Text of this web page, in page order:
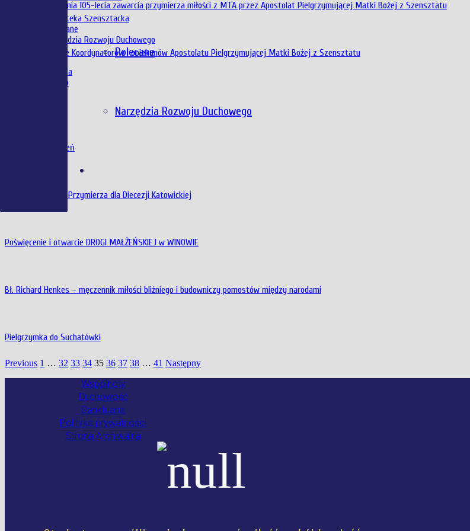
Polecane
Narzędzia Rozwoju Duchowego
Biblioteka Szensztacka
Polecane
Narzędzia Rozwoju Duchowego
Zdjęcia
Wideo
Echa ze świętowania 105-lecia zawarcia przymierza miłości z MTA przez Apostolat Pielgrzymującej Matki Bożej z Szensztatu
Krajowe spotkanie Koordynatorów i opiekunów Apostolatu Pielgrzymującej Matki Bożej z Szensztatu
Iskry rozniecą ogień
Diecezjalny Dzień Przymierza dla Diecezji Katowickiej
Poświęcenie i otwarcie DROGI MAŁŻEŃSKIEJ w WINOWIE
Bł. Richard Henkes – męczennik miłości bliźniego i budowniczy pomostów między narodami
Pielgrzymka do Suchatówki
Previous 1 … 32 33 34 35 36 37 38 … 41 Następny
Wspólnoty
Duchowość
Sanktuaria
Polityka prywatności
Strona Archiwalna